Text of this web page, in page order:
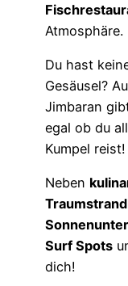
Atmosphäre.
Du hast
Gesäusel?
Jimbaran
egal ob du
Kumpel reist!
Neben
Traumstrand
Surf Spots
dich!